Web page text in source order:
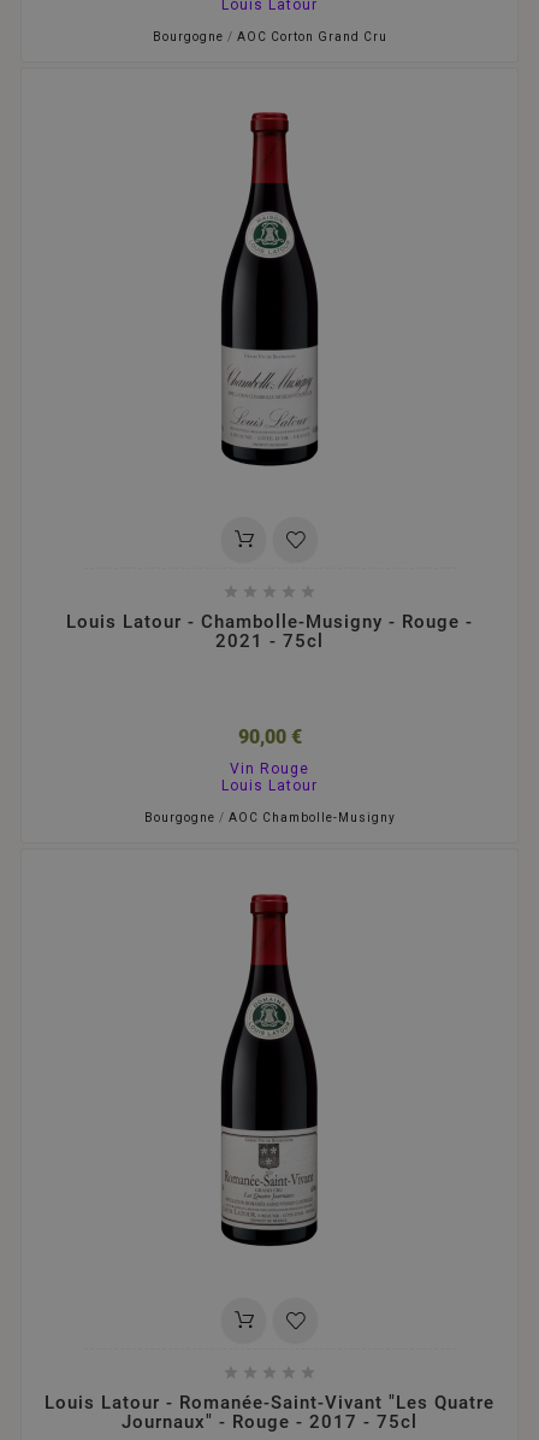
Louis Latour
Bourgogne / AOC Corton Grand Cru
    
Louis Latour - Chambolle-Musigny - Rouge -
2021 - 75cl
90,00 €
Vin Rouge
Louis Latour
Bourgogne / AOC Chambolle-Musigny
    
Louis Latour - Romanée-Saint-Vivant "Les Quatre
Journaux" - Rouge - 2017 - 75cl